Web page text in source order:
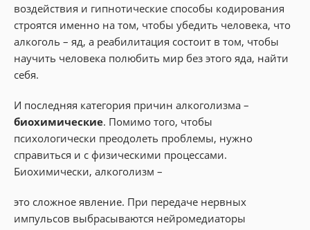
воздействия и гипнотические способы кодирования
строятся именно на том, чтобы убедить человека, что
алкоголь – яд, а реабилитация состоит в том, чтобы
научить человека полюбить мир без этого яда, найти
себя.
И последняя категория причин алкоголизма –
биохимические. Помимо того, чтобы
психологически преодолеть проблемы, нужно
справиться и с физическими процессами.
Биохимически, алкоголизм –
это сложное явление. При передаче нервных
импульсов выбрасываются нейромедиаторы